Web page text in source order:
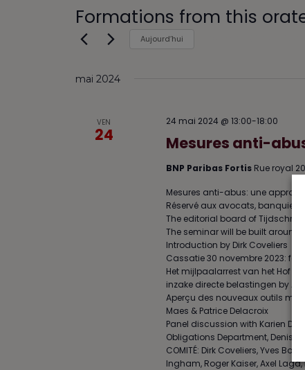
Formations from this
Aujourd’hui
t
i
n
e
z
u
n
e
d
a
t
e
.
mai 2024
VEN
24 Mesures anti-
24 mai 2024 @ 13:00-18:00
BNP Paribas Fortis Rue royal
Mesures anti-abus: une
Réservé aux avocats,
The editorial board of Tijdschrift
The seminar will be built around
Introduction by Dirk Coveliers
Cassatie 30 novembre 2023:
Het mijlpaalarrest van het Hof
inzake directe belastingen by
Aperçu des nouveaux outils
Maes & Patrice Delacroix
Panel discussion with Karien
Obligations Department, Denis-
COMITÉ: Dirk Coveliers, Yves
Ingham, Roger Kaiser, Axel